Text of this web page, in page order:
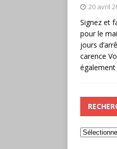
20 avril
Signez et
pour le
jours
carence
également